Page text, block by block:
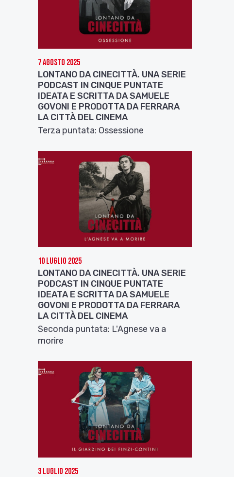
7 Agosto 2025
LONTANO DA CINECITTÀ. UNA SERIE
PODCAST IN CINQUE PUNTATE
IDEATA E SCRITTA DA SAMUELE
GOVONI E PRODOTTA DA FERRARA
LA CITTÀ DEL CINEMA
Terza puntata: Ossessione
10 Luglio 2025
LONTANO DA CINECITTÀ. UNA SERIE
PODCAST IN CINQUE PUNTATE
IDEATA E SCRITTA DA SAMUELE
GOVONI E PRODOTTA DA FERRARA
LA CITTÀ DEL CINEMA
Seconda puntata: L'Agnese va a
morire
3 Luglio 2025